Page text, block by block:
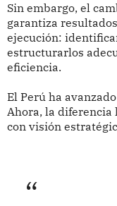
Sin embargo, el
garantiza
ejecución:
estructurarlos
eficiencia.
El Perú ha
Ahora, la diferencia
con visión